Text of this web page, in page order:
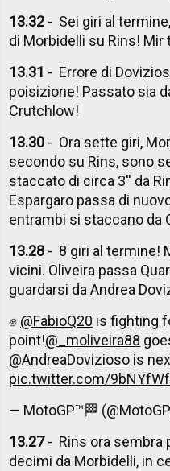
13.32 - Sei giri al
di Morbidelli su Rins! Mir
13.31 - Errore di
poisizione! Passato sia
Crutchlow!
13.30 - Ora sette giri,
secondo su Rins, sono
staccato di circa 3'' da
Espargaro passa di
entrambi si staccano da
13.28 - 8 giri al termine!
vicini. Oliveira passa
guardarsi da Andrea
✊ @FabioQ20 is fighting
point!@_moliveira88
@AndreaDovizioso is
pic.twitter.com/
— MotoGP™🏁
13.27- Rins ora sembra
decimi da Morbidelli, in